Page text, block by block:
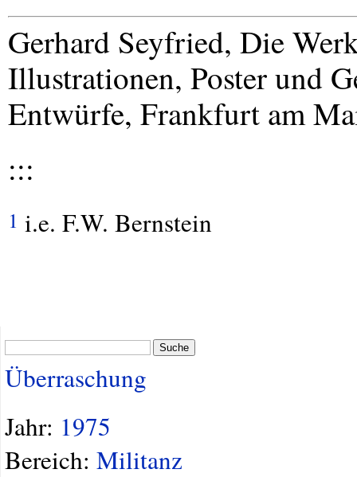
Gerhard Seyfried, Die
Illustrationen, Poster und
Entwürfe, Frankfurt am
:::
1 i.e. F.W. Bernstein
Suche
Überraschung
Jahr: 1975
Bereich: Militanz